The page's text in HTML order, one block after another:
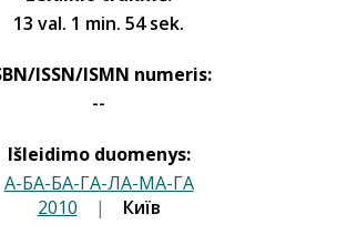
13 val. 1 min. 54 sek.
ISSN/ISMN numeris:
--
Išleidimo duomenys:
А-БА-БА-ГА-ЛА-МА-ГА
|
2010 | Київ